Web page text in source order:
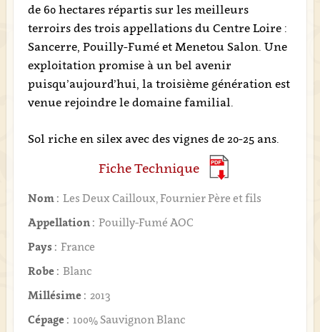
de 60 hectares répartis sur les meilleurs
terroirs des trois appellations du Centre Loire :
Sancerre, Pouilly-Fumé et Menetou Salon. Une
exploitation promise à un bel avenir
puisqu’aujourd’hui, la troisième génération est
venue rejoindre le domaine familial.
Sol riche en silex avec des vignes de 20-25 ans.
Fiche Technique
Nom : Les Deux Cailloux, Fournier Père et fils
Appellation : Pouilly-Fumé AOC
Pays : France
Robe : Blanc
Millésime : 2013
Cépage : 100% Sauvignon Blanc